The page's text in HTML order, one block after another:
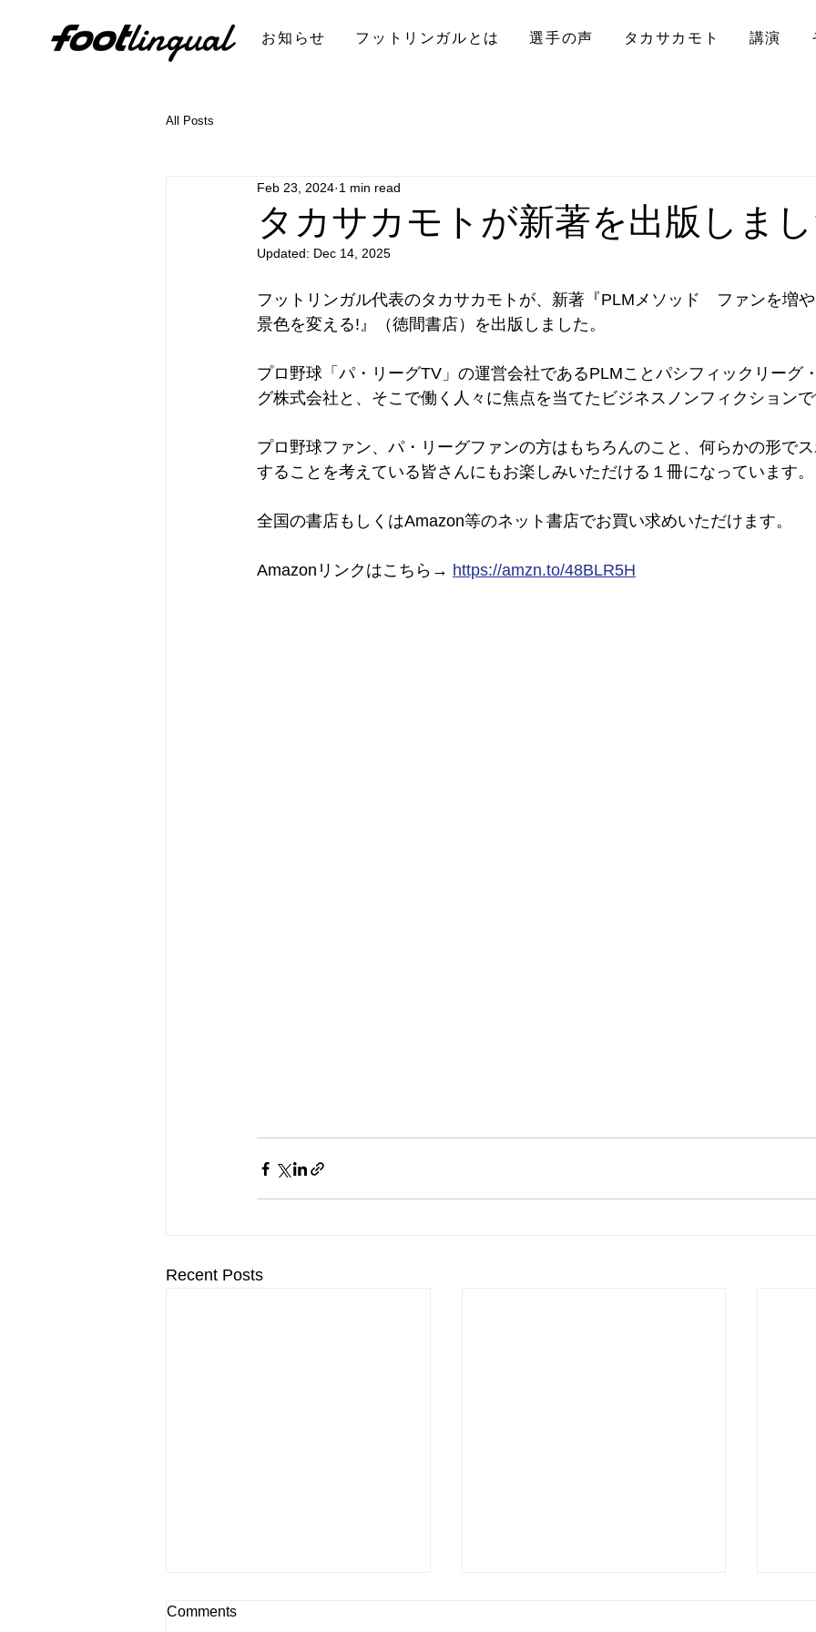
お知らせ フットリンガルとは 選手の声 タカサカモト 講演
All Posts
タカサカモトが新著を出版しま
Feb 23, 2024 1 min read
Updated: Dec 14, 2025
フットリンガル代表のタカサカモトが、新著『PLMメソッド　ファンを増
景色を変える!』（徳間書店）を出版しました。
プロ野球「パ・リーグTV」の運営会社であるPLMことパシフィックリーグ
グ株式会社と、そこで働く人々に焦点を当てたビジネスノンフィクションで
プロ野球ファン、パ・リーグファンの方はもちろんのこと、何らかの形で
することを考えている皆さんにもお楽しみいただける１冊になっています。
全国の書店もしくはAmazon等のネット書店でお買い求めいただけます。
Amazonリンクはこちら→ https://amzn.to/48BLR5H
Recent Posts
Comments